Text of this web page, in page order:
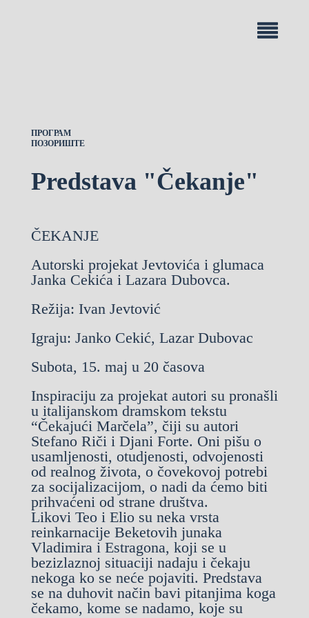
ПРОГРАМ
ПОЗОРИШТЕ
Predstava "Čekanje"
ČEKANJE
Autorski projekat Jevtovića i glumaca
Janka Cekića i Lazara Dubovca.
Režija: Ivan Jevtović
Igraju: Janko Cekić, Lazar Dubovac
Subota, 15. maj u 20 časova
Inspiraciju za projekat autori su pronašli
u italijanskom dramskom tekstu
“Čekajući Marčela”, čiji su autori
Stefano Riči i Djani Forte. Oni pišu o
usamljenosti, otudjenosti, odvojenosti
od realnog života, o čovekovoj potrebi
za socijalizacijom, o nadi da ćemo biti
prihvaćeni od strane društva.
Likovi Teo i Elio su neka vrsta
reinkarnacije Beketovih junaka
Vladimira i Estragona, koji se u
bezizlaznoj situaciji nadaju i čekaju
nekoga ko se neće pojaviti. Predstava
se na duhovit način bavi pitanjima koga
čekamo, kome se nadamo, koje su